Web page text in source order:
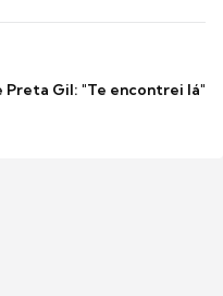
Preta Gil: "Te encontrei lá"